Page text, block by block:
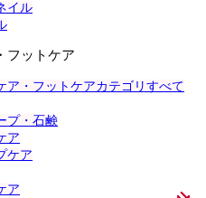
イル
フットケア
ア・フットケアカテゴリすべて
プ・石鹸
ア
ケア
ア